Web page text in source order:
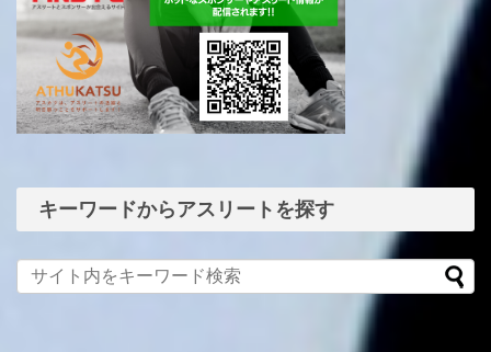
キーワードからアスリートを探す